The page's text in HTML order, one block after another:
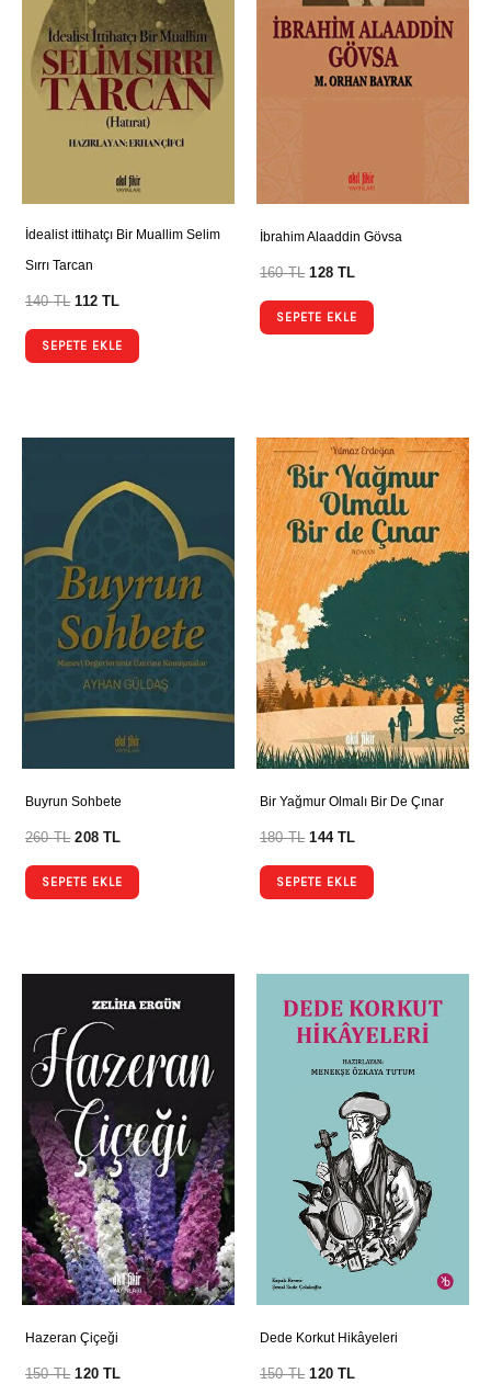
İdealist ittihatçı Bir Muallim Selim
Sırrı Tarcan
140TL 112TL
SEPETE EKLE
İbrahim Alaaddin Gövsa
160TL 128TL
SEPETE EKLE
Buyrun Sohbete
260TL 208TL
SEPETE EKLE
Bir Yağmur Olmalı Bir De Çınar
180TL 144TL
SEPETE EKLE
Hazeran Çiçeği
150TL 120TL
Dede Korkut Hikâyeleri
150TL 120TL